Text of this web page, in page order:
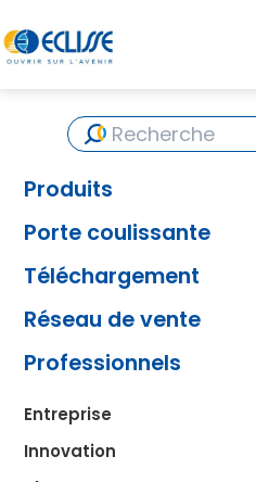
Produits
Porte coulissante
Téléchargement
Réseau de vente
Professionnels
Entreprise
Innovation